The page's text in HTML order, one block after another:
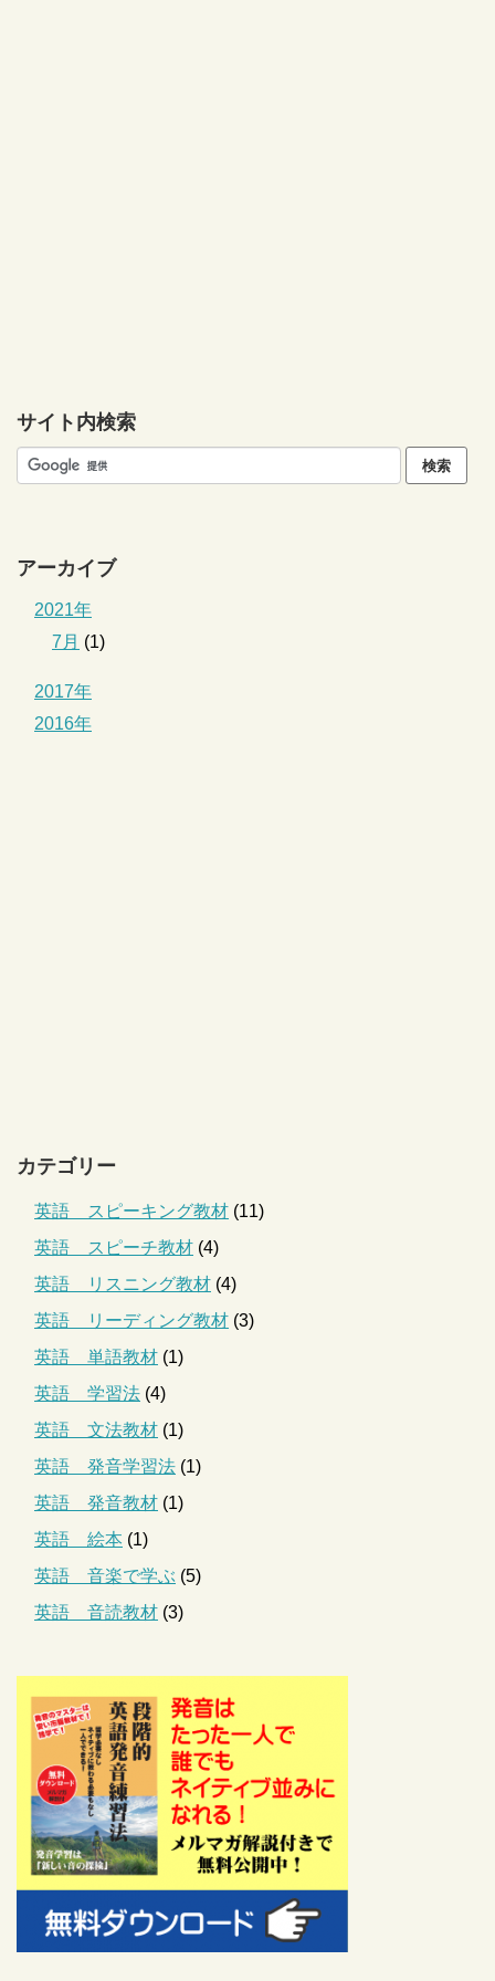
サイト内検索
アーカイブ
2021年
7月 (1)
2017年
2016年
カテゴリー
英語 スピーキング教材 (11)
英語 スピーチ教材 (4)
英語 リスニング教材 (4)
英語 リーディング教材 (3)
英語 単語教材 (1)
英語 学習法 (4)
英語 文法教材 (1)
英語 発音学習法 (1)
英語 発音教材 (1)
英語 絵本 (1)
英語 音楽で学ぶ (5)
英語 音読教材 (3)